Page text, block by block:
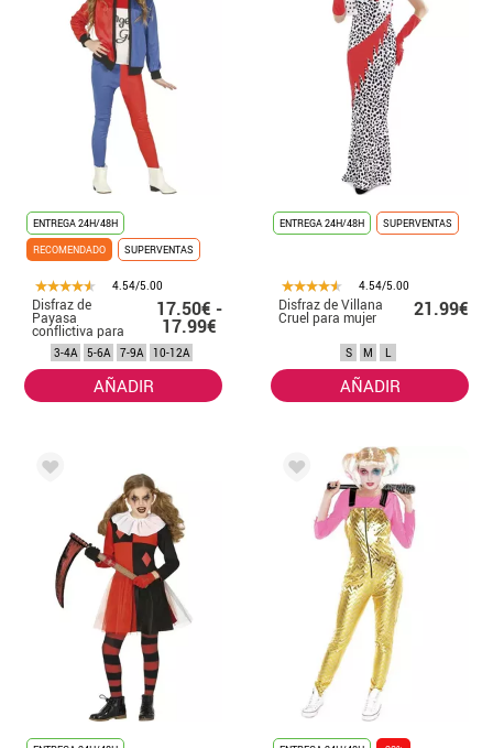
ENTREGA 24H/48H
RECOMENDADO
SUPERVENTAS
4.54/5.00
Disfraz de
Payasa
conflictiva para
niña
17.50€ -
17.99€
3-4A 5-6A 7-9A 10-12A
AÑADIR
ENTREGA 24H/48H SUPERVENTAS
4.54/5.00
Disfraz de Villana
Cruel para mujer 21.99€
S M L
AÑADIR